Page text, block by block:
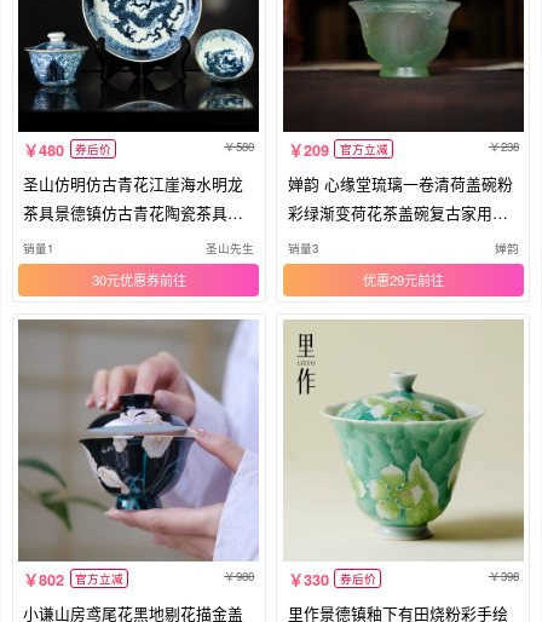
480 券后价 580
圣山仿明仿古青花江崖海水明龙
茶具景德镇仿古青花陶瓷茶具盖
碗
销量1 圣山先生
30元优惠券
209 官方立减 238
婵韵 心缘堂琉璃一卷清荷盖碗粉
彩绿渐变荷花茶盖碗复古家用茶
具
销量3 婵韵
优惠29元
802 官方立减 980
小谦山房鸢尾花黑地剔花描金盖
330 券后价 398
里作景德镇釉下有田烧粉彩手绘